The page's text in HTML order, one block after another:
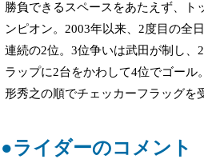
勝負できるスペースをあたえず、ト
ンピオン。2003年以来、2度目の全
連続の2位。3位争いは武田が制し
ラップに2台をかわして4位でゴー
形秀之の順でチェッカーフラッグを
●ライダーのコメント